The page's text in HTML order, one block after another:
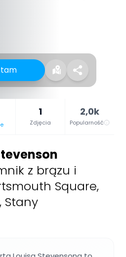
tam
1
Zdjęcia
2,0k
Popularność
z brązu i
Square,
Stany